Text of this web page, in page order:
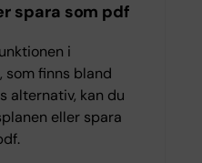
spara som pdf
i
som finns bland
alternativ, kan du
eller spara